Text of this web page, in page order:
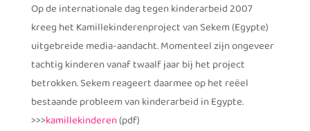
Op de internationale dag tegen kinderarbeid 2007
kreeg het Kamillekinderenproject van Sekem (Egypte)
uitgebreide media-aandacht. Momenteel zijn ongeveer
tachtig kinderen vanaf twaalf jaar bij het project
betrokken. Sekem reageert daarmee op het reëel
bestaande probleem van kinderarbeid in Egypte.
>>>kamillekinderen(pdf)